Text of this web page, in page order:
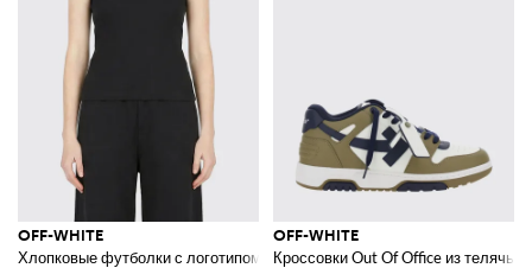
OFF-WHITE
Хлопковые футболки с логотипом
OFF-WHITE
Кроссовки Out Of Office из